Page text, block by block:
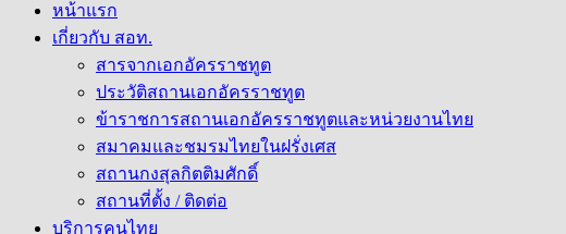
หน้าแรก
เกี่ยวกับ สอท.
สารจากเอกอัครราชทูต
ประวัติสถานเอกอัครราชทูต
ข้าราชการสถานเอกอัครราชทูตและหน่วยงานไทย
สมาคมและชมรมไทยในฝรั่งเศส
สถานกงสุลกิตติมศักดิ์
สถานที่ตั้ง / ติดต่อ
บริการคนไทย